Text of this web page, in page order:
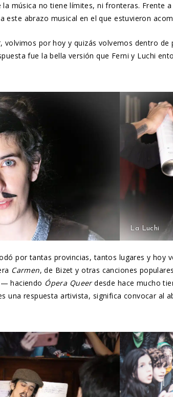
música no tiene límites, ni fronteras. Frente
este abrazo musical en el que estuvieron
por hoy y quizás volvemos dentro
fue la bella versión que Ferni y Luchi
La Luchi
por tantas provincias, tantos lugares y hoy
Carmen, de Bizet y otras canciones
haciendo Ópera Queerdesde hace mucho
respuesta artivista, significa convocar al